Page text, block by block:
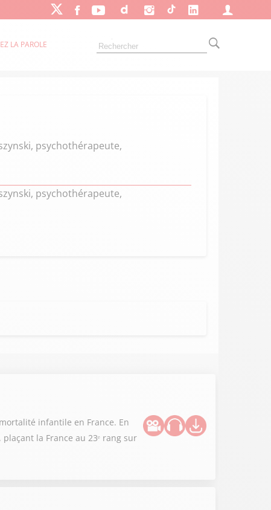
LA PAROLE
psychothérapeute,
psychothérapeute,
infantile en France. En
la France au 23ᵉ rang sur